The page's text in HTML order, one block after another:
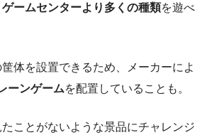
ゲームセンターより多くの種類を遊べ
体を設置できるため、メーカーによ
ーンゲームを配置していることも。
ことがないような景品にチャレンジ